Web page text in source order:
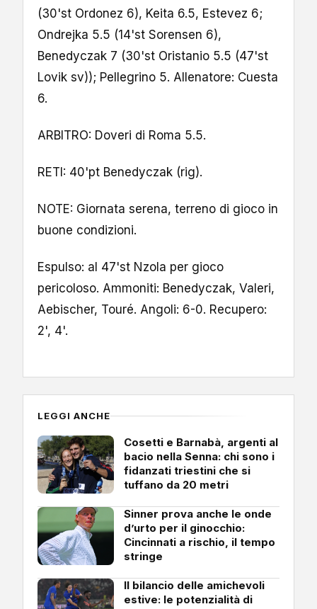
(30'st Ordonez 6), Keita 6.5, Estevez 6;
Ondrejka 5.5 (14'st Sorensen 6),
Benedyczak 7 (30'st Oristanio 5.5 (47'st
Lovik sv)); Pellegrino 5. Allenatore: Cuesta
6.
ARBITRO: Doveri di Roma 5.5.
RETI: 40'pt Benedyczak (rig).
NOTE: Giornata serena, terreno di gioco in
buone condizioni.
Espulso: al 47'st Nzola per gioco
pericoloso. Ammoniti: Benedyczak, Valeri,
Aebischer, Touré. Angoli: 6-0. Recupero:
2', 4'.
LEGGI ANCHE
Cosetti e Barnabà, argenti al
bacio nella Senna: chi sono i
fidanzati triestini che si
tuffano da 20 metri
Sinner prova anche le onde
d’urto per il ginocchio:
Cincinnati a rischio, il tempo
stringe
Il bilancio delle amichevoli
estive: le potenzialità di